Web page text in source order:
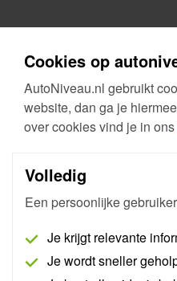
Cookies op
AutoNiveau.nl gebruikt
website, dan ga je
over cookies vind je in ons
Volledig
Een persoonlijke
Je krijgt relevante
Je wordt sneller
Werken
Mensen de kans
zit in ons DNA. Het
Meer weten? Bekijk